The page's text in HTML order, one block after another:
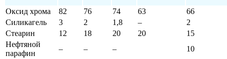
Оксид хрома 82 76 74 63
66
Силикагель
3 2 1,8 –
2
Стеарин
12 18 20 20
15
Нефтяной
парафин
– – –
10